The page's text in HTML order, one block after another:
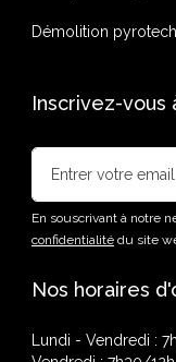
Démolition
Inscrivez-
En souscrivant à notre
confidentialitédu site
Nos horaires
Lundi - Vendredi :